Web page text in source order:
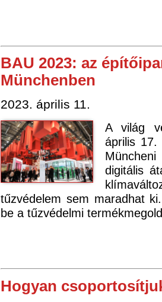
BAU 2023: az
Münchenben
2023. április 11.
A világ
április
digitális
tűzvédelem sem maradhat
be a tűzvédelmi
Hogyan